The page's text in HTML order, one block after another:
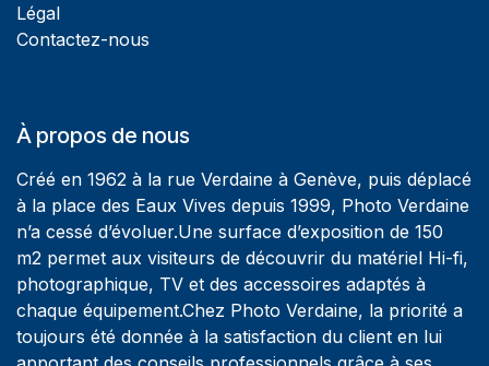
Légal
Contactez-nous
À propos de nous
Créé en 1962 à la rue Verdaine à Genève, puis déplacé
à la place des Eaux Vives depuis 1999, Photo Verdaine
n’a cessé d’évoluer.Une surface d’exposition de 150
m2 permet aux visiteurs de découvrir du matériel Hi-fi,
photographique, TV et des accessoires adaptés à
chaque équipement.Chez Photo Verdaine, la priorité a
toujours été donnée à la satisfaction du client en lui